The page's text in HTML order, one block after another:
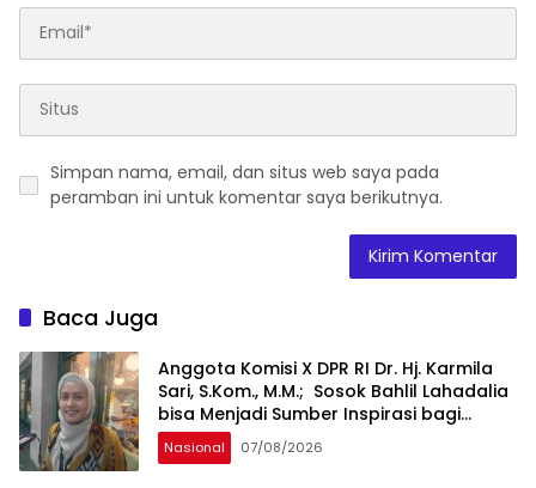
Simpan nama, email, dan situs web saya pada
peramban ini untuk komentar saya berikutnya.
Baca Juga
Anggota Komisi X DPR RI Dr. Hj. Karmila
Sari, S.Kom., M.M.; Sosok Bahlil Lahadalia
bisa Menjadi Sumber Inspirasi bagi
Generasi Muda, Pelaku Usaha,
Pemerintah, maupun Pemangku
Nasional 07/08/2026